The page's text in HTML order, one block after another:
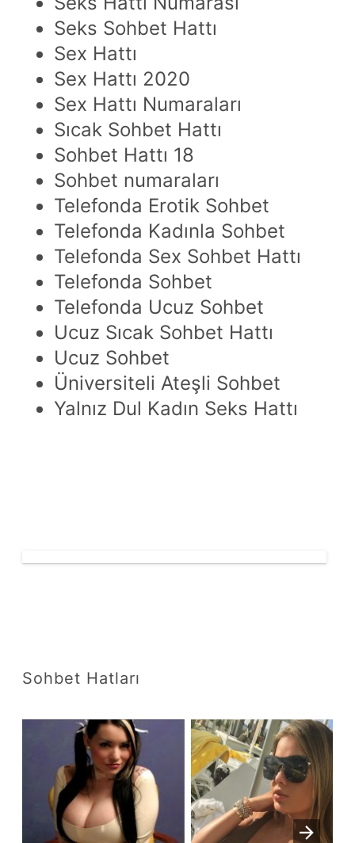
Seks Sohbet Hattı
Sex Hattı
Sex Hattı 2020
Sex Hattı Numaraları
Sıcak Sohbet Hattı
Sohbet Hattı 18
Sohbet numaraları
Telefonda Erotik Sohbet
Telefonda Kadınla Sohbet
Telefonda Sex Sohbet Hattı
Telefonda Sohbet
Telefonda Ucuz Sohbet
Ucuz Sıcak Sohbet Hattı
Ucuz Sohbet
Üniversiteli Ateşli Sohbet
Yalnız Dul Kadın Seks Hattı
Sohbet Hatları